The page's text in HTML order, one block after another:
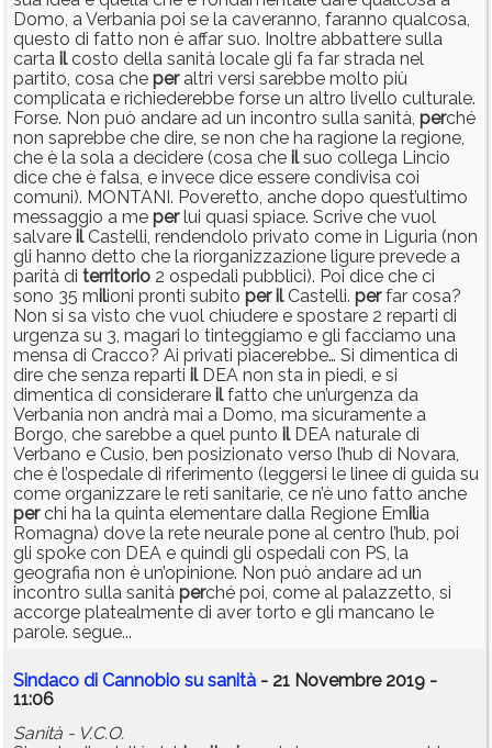
Domo, a Verbania poi se la caveranno, faranno qualcosa,
questo di fatto non è affar suo. Inoltre abbattere sulla
carta ilcosto della sanità locale gli fa far strada nel
partito, cosa che peraltri versi sarebbe molto più
complicata e richiederebbe forse un altro livello culturale.
Forse. Non può andare ad un incontro sulla sanità, perché
non saprebbe che dire, se non che ha ragione la regione,
che è la sola a decidere (cosa che ilsuo collega Lincio
dice che è falsa, e invece dice essere condivisa coi
comuni). MONTANI. Poveretto, anche dopo quest’ultimo
messaggio a me perlui quasi spiace. Scrive che vuol
salvare ilCastelli, rendendolo privato come in Liguria (non
gli hanno detto che la riorganizzazione ligure prevede a
parità di territorio 2 ospedali pubblici). Poi dice che ci
sono 35 milioni pronti subito per ilCastelli. perfar cosa?
Non si sa visto che vuol chiudere e spostare 2 reparti di
urgenza su 3, magari lo tinteggiamo e gli facciamo una
mensa di Cracco? Ai privati piacerebbe… Si dimentica di
dire che senza reparti ilDEA non sta in piedi, e si
dimentica di considerare ilfatto che un’urgenza da
Verbania non andrà mai a Domo, ma sicuramente a
Borgo, che sarebbe a quel punto ilDEA naturale di
Verbano e Cusio, ben posizionato verso l’hub di Novara,
che è l’ospedale di riferimento (leggersi le linee di guida su
come organizzare le reti sanitarie, ce n’è uno fatto anche
perchi ha la quinta elementare dalla Regione Emilia
Romagna) dove la rete neurale pone al centro l’hub, poi
gli spoke con DEA e quindi gli ospedali con PS, la
geografia non è un’opinione. Non può andare ad un
incontro sulla sanità perché poi, come al palazzetto, si
accorge platealmente di aver torto e gli mancano le
parole. segue...
Sindaco di Cannobio su sanità - 21 Novembre 2019 -
11:06
Sanità - V.C.O.